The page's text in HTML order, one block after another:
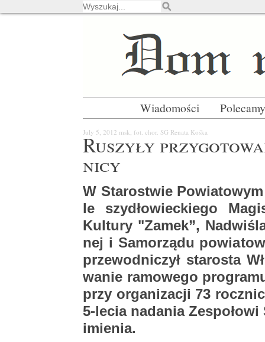
Wiadomości Polecamy
July 5, 2012 msk, fot. chor. SG Re­na­ta Kośka
Ru­szy­ły
ni­cy
W Sta­ro­stwie
le szy­dło­wiec­kie­go
Kul­tu­ry "Zamek”,
nej i Sa­mo­rzą­du
prze­wod­ni­czył sta­ro­sta
wa­nie ra­mo­we­go
przy or­ga­ni­za­cji 73
5-le­cia nada­nia
imie­nia.